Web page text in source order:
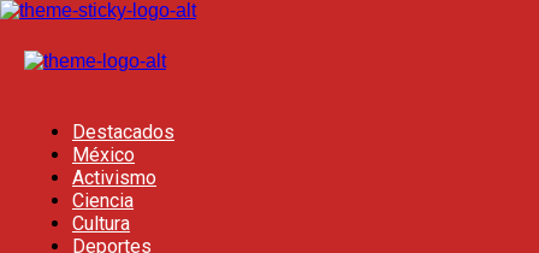
Destacados
México
Activismo
Ciencia
Cultura
Deportes